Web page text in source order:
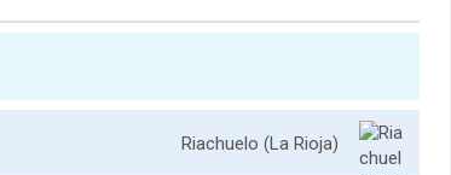
Riachuelo (La Rioja)